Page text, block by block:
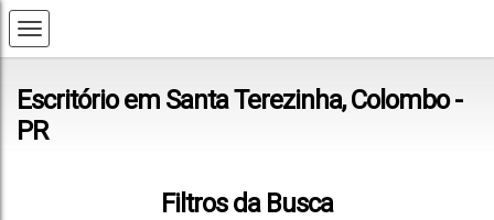
Escritório em Santa Terezinha, Colombo -
PR
Filtros da Busca